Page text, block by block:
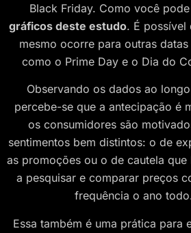
Black Friday. Como você
gráficos deste estudo. É possível
mesmo ocorre para outras
como o Prime Day e o Dia do
Observando os dados ao
percebe-se que a antecipação é
os consumidores são
sentimentos bem distintos: o de
as promoções ou o de cautela
a pesquisar e comparar preços
frequência o ano
Essa também é uma prática para